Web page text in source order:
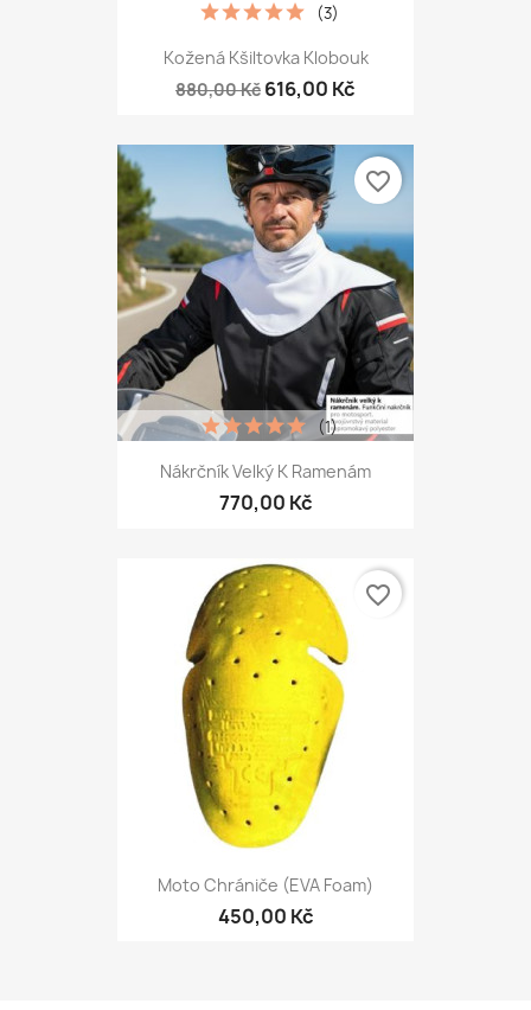
Kožená Kšiltovka Klobouk
880,00 Kč 616,00 Kč
(3)
Nákrčník Velký K Ramenám
770,00 Kč
(1)
favorite_border
Moto Chrániče (EVA Foam)
450,00 Kč
favorite_border